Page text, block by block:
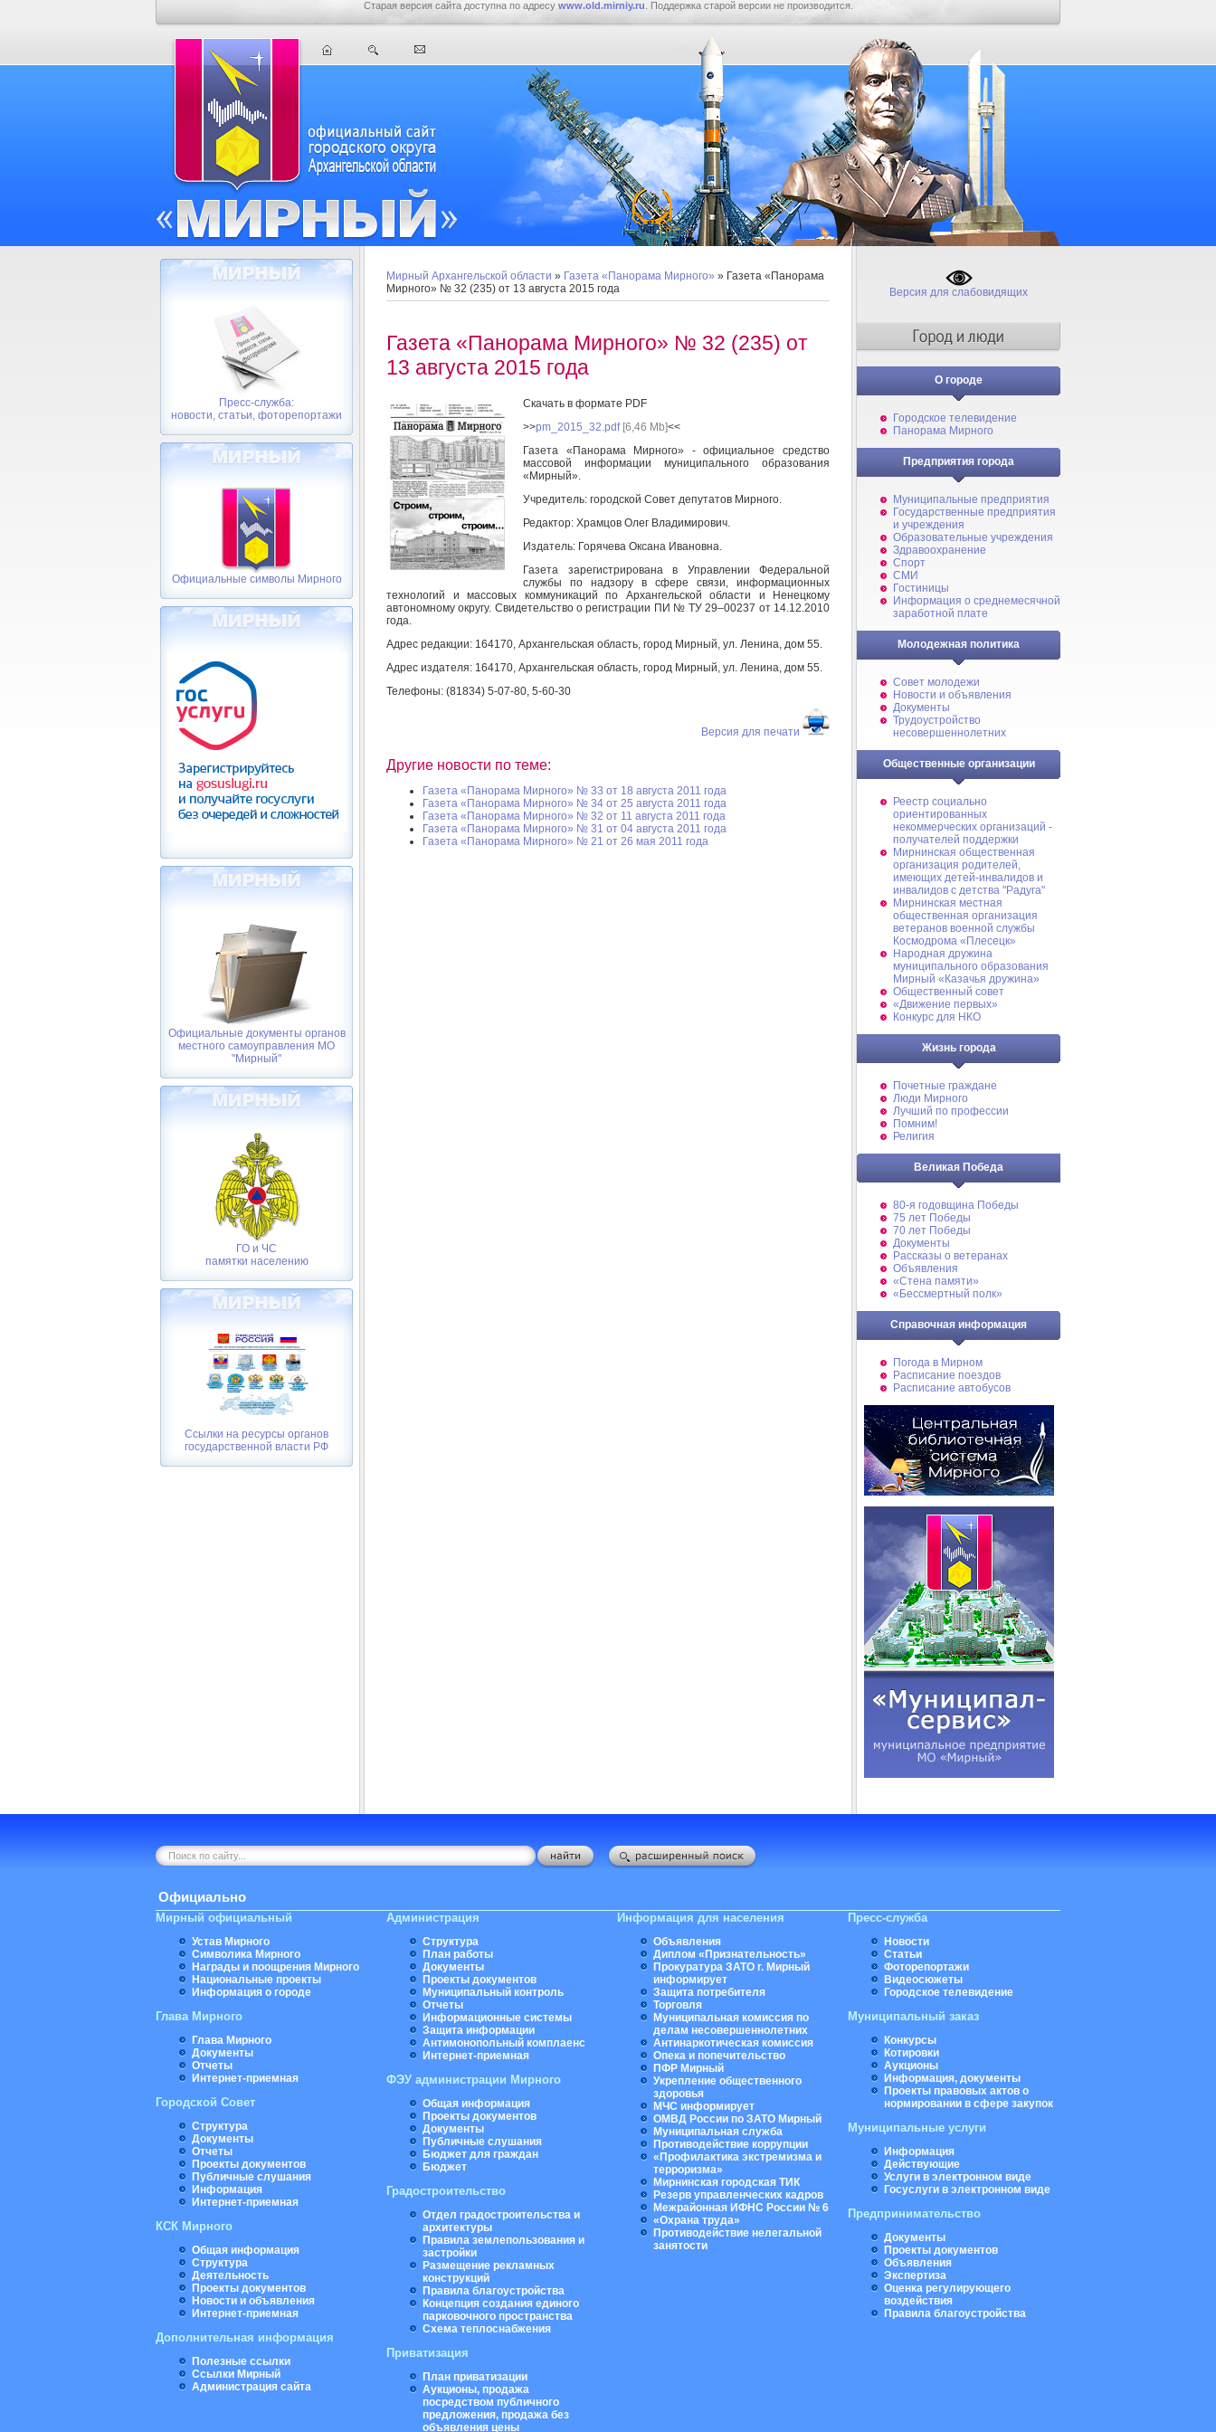
Старая версия сайта доступна по адресу www.old.mirniy.ru . Поддержка старой версии не производится.
Пресс-служба:
новости, статьи, фоторепортажи
Официальные символы Мирного
Официальные документы органов
местного самоуправления МО
"Мирный"
ГО и ЧС
памятки населению
Ссылки на ресурсы органов
государственной власти РФ
Мирный Архангельской области » Газета «Панорама Мирного» » Газета «Панорама
Мирного» № 32 (235) от 13 августа 2015 года
Газета «Панорама Мирного» № 32 (235) от
13 августа 2015 года
Скачать в формате PDF
>>pm_2015_32.pdf[6,46 Mb]<<
Газета «Панорама Мирного» - официальное средство
массовой информации муниципального образования
«Мирный».
Учредитель: городской Совет депутатов Мирного.
Редактор: Храмцов Олег Владимирович.
Издатель: Горячева Оксана Ивановна.
Газета зарегистрирована в Управлении Федеральной
службы по надзору в сфере связи, информационных
технологий и массовых коммуникаций по Архангельской области и Ненецкому
автономному округу. Свидетельство о регистрации ПИ № ТУ 29–00237 от 14.12.2010
года.
Адрес редакции: 164170, Архангельская область, город Мирный, ул. Ленина, дом 55.
Адрес издателя: 164170, Архангельская область, город Мирный, ул. Ленина, дом 55.
Телефоны: (81834) 5-07-80, 5-60-30
Версия для печати
Другие новости по теме:
Газета «Панорама Мирного» № 33 от 18 августа 2011 года
Газета «Панорама Мирного» № 34 от 25 августа 2011 года
Газета «Панорама Мирного» № 32 от 11 августа 2011 года
Газета «Панорама Мирного» № 31 от 04 августа 2011 года
Газета «Панорама Мирного» № 21 от 26 мая 2011 года
Версия для слабовидящих
О городе
Городское телевидение
Панорама Мирного
Предприятия города
Муниципальные предприятия
Государственные предприятия
и учреждения
Образовательные учреждения
Здравоохранение
Спорт
СМИ
Гостиницы
Информация о среднемесячной
заработной плате
Молодежная политика
Совет молодежи
Новости и объявления
Документы
Трудоустройство
несовершеннолетних
Общественные организации
Реестр социально
ориентированных
некоммерческих организаций -
получателей поддержки
Мирнинская общественная
организация родителей,
имеющих детей-инвалидов и
инвалидов с детства "Радуга"
Мирнинская местная
общественная организация
ветеранов военной службы
Космодрома «Плесецк»
Народная дружина
муниципального образования
Мирный «Казачья дружина»
Общественный совет
«Движение первых»
Конкурс для НКО
Жизнь города
Почетные граждане
Люди Мирного
Лучший по профессии
Помним!
Религия
Великая Победа
80-я годовщина Победы
75 лет Победы
70 лет Победы
Документы
Рассказы о ветеранах
Объявления
«Стена памяти»
«Бессмертный полк»
Справочная информация
Погода в Мирном
Расписание поездов
Расписание автобусов
Официально
Мирный официальный
Устав Мирного
Символика Мирного
Награды и поощрения Мирного
Национальные проекты
Информация о городе
Глава Мирного
Глава Мирного
Документы
Отчеты
Интернет-приемная
Городской Совет
Структура
Документы
Отчеты
Проекты документов
Публичные слушания
Информация
Интернет-приемная
КСК Мирного
Общая информация
Структура
Деятельность
Проекты документов
Новости и объявления
Интернет-приемная
Дополнительная информация
Полезные ссылки
Ссылки Мирный
Администрация сайта
Администрация
Структура
План работы
Документы
Проекты документов
Муниципальный контроль
Отчеты
Информационные системы
Защита информации
Антимонопольный комплаенс
Интернет-приемная
ФЭУ администрации Мирного
Общая информация
Проекты документов
Документы
Публичные слушания
Бюджет для граждан
Бюджет
Градостроительство
Отдел градостроительства и
архитектуры
Правила землепользования и
застройки
Размещение рекламных
конструкций
Правила благоустройства
Концепция создания единого
парковочного пространства
Схема теплоснабжения
Приватизация
План приватизации
Аукционы, продажа
посредством публичного
предложения, продажа без
объявления цены
Информация для населения
Объявления
Диплом «Признательность»
Прокуратура ЗАТО г. Мирный
информирует
Защита потребителя
Торговля
Муниципальная комиссия по
делам несовершеннолетних
Антинаркотическая комиссия
Опека и попечительство
ПФР Мирный
Укрепление общественного
здоровья
МЧС информирует
ОМВД России по ЗАТО Мирный
Муниципальная cлужба
Противодействие коррупции
«Профилактика экстремизма и
терроризма»
Мирнинская городская ТИК
Резерв управленческих кадров
Межрайонная ИФНС России № 6
«Охрана труда»
Противодействие нелегальной
занятости
Пресс-служба
Новости
Статьи
Фоторепортажи
Видеосюжеты
Городское телевидение
Муниципальный заказ
Конкурсы
Котировки
Аукционы
Информация, документы
Проекты правовых актов о
нормировании в сфере закупок
Муниципальные услуги
Информация
Действующие
Услуги в электронном виде
Госуслуги в электронном виде
Предпринимательство
Документы
Проекты документов
Объявления
Экспертиза
Оценка регулирующего
воздействия
Правила благоустройства